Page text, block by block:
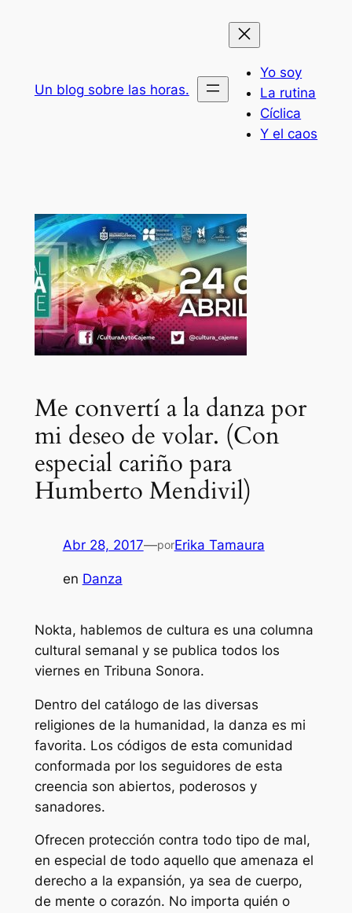
Un blog sobre las horas.
Yo soy
La rutina
Cíclica
Y el caos
Me convertí a la danza por
mi deseo de volar. (Con
especial cariño para
Humberto Mendivil)
Abr 28, 2017—porErika Tamaura
en Danza
Nokta, hablemos de cultura es una columna
cultural semanal y se publica todos los
viernes en Tribuna Sonora.
Dentro del catálogo de las diversas
religiones de la humanidad, la danza es mi
favorita. Los códigos de esta comunidad
conformada por los seguidores de esta
creencia son abiertos, poderosos y
sanadores.
Ofrecen protección contra todo tipo de mal,
en especial de todo aquello que amenaza el
derecho a la expansión, ya sea de cuerpo,
de mente o corazón. No importa quién o